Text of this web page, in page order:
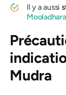
Il y a aussi
Mooladhara
Mudra